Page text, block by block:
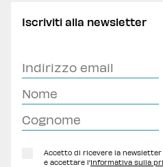
Iscriviti alla newsletter
Accetto di ricevere la newsletter
e accettare l'Informativa sulla